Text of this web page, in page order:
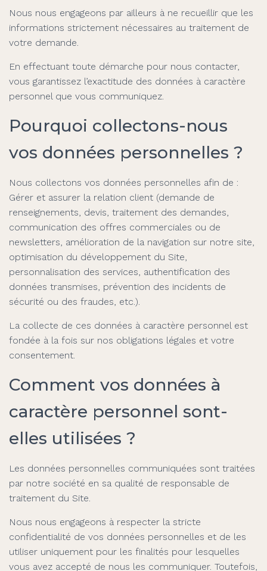
Nous nous engageons par ailleurs à ne recueillir que les
informations strictement nécessaires au traitement de
votre demande.
En effectuant toute démarche pour nous contacter,
vous garantissez l’exactitude des données à caractère
personnel que vous communiquez.
Pourquoi collectons-nous
vos données personnelles ?
Nous collectons vos données personnelles afin de :
Gérer et assurer la relation client (demande de
renseignements, devis, traitement des demandes,
communication des offres commerciales ou de
newsletters, amélioration de la navigation sur notre site,
optimisation du développement du Site,
personnalisation des services, authentification des
données transmises, prévention des incidents de
sécurité ou des fraudes, etc.).
La collecte de ces données à caractère personnel est
fondée à la fois sur nos obligations légales et votre
consentement.
Comment vos données à
caractère personnel sont-
elles utilisées ?
Les données personnelles communiquées sont traitées
par notre société en sa qualité de responsable de
traitement du Site.
Nous nous engageons à respecter la stricte
confidentialité de vos données personnelles et de les
utiliser uniquement pour les finalités pour lesquelles
vous avez accepté de nous les communiquer. Toutefois,